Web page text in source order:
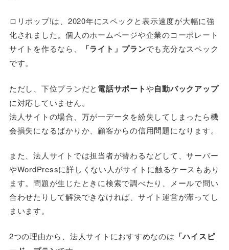
ロリポップ!は、2020年にスペックと表示速度が大幅に強
化されました。個人のホームページや企業のコーポレート
サイトを作るなら、
「ライト」プランでも充分なスペック
です。
ただし、下位プランだと 電話サポートや自動バックアップ
に対応していません。
法人サイトの場合、万が一データを紛失してしまったら機
会損失になるばかりか、顧客からの信用問題になります。
また、法人サイトでは担当者が替わるなどして、サーバー
やWordPressに詳しくない人がサイトに触るケースもあり
ます。問題が生じたときに検索で調べたり、メールで問い
合わせたりして解決できなければ、サイト運営が滞ってし
まいます。
2つの理由から、法人サイトにおすすめなのは 「ハイスピ